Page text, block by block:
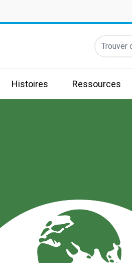
Trouver
Histoires Ressources